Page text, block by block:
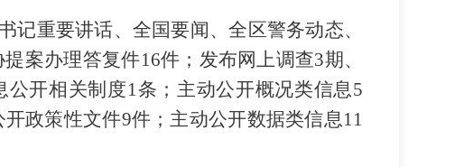
记重要讲话、全国要闻、全区警务动态、
案办理答复件16件；发布网上调查3期、
开相关制度1条；主动公开概况类信息5
政策性文件9件；主动公开数据类信息11